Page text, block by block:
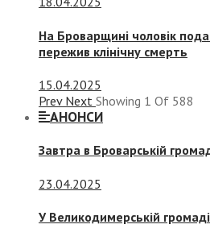
На Броварщині чоловік
пережив клінічну смерть
15.04.2025
Prev Next Showing 1 Of 588
АНОНСИ
Завтра в Броварській
23.04.2025
У Великодимерській